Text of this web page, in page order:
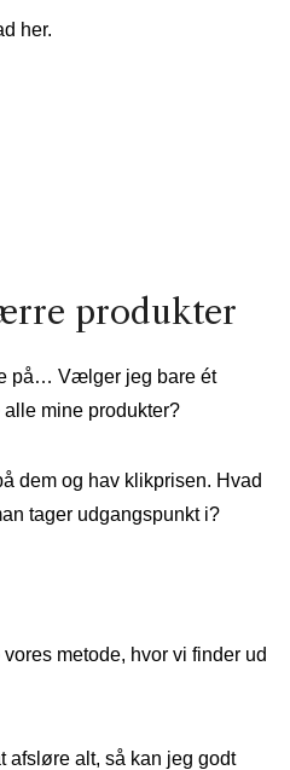
her.
produkter
på… Vælger jeg bare ét
mine produkter?
dem og hav klikprisen. Hvad
tager udgangspunkt i?
metode, hvor vi finder ud
afsløre alt, så kan jeg godt